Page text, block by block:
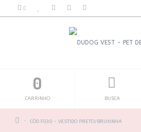
BUSCA
0
CARRINHO
CÓD F030 - VESTIDO PRETO/BRUXINHA